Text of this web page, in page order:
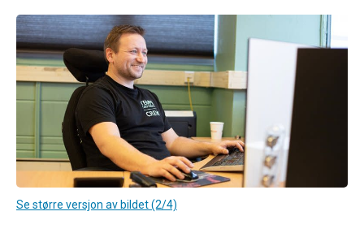
Se større versjon av bildet (2/4)